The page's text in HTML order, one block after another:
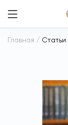
Главная / Статьи